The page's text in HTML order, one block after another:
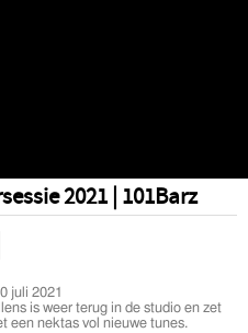
2021 | 101Barz
juli 2021
is weer terug in de studio en zet
een nektas vol nieuwe tunes.